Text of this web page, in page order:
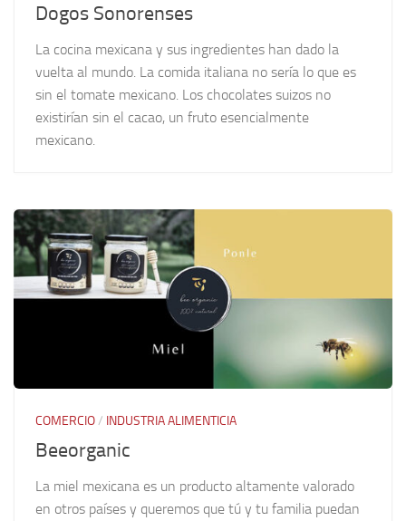
Dogos Sonorenses
La cocina mexicana y sus ingredientes han dado la
vuelta al mundo. La comida italiana no sería lo que es
sin el tomate mexicano. Los chocolates suizos no
existirían sin el cacao, un fruto esencialmente
mexicano.
COMERCIO/ INDUSTRIA ALIMENTICIA
Beeorganic
La miel mexicana es un producto altamente valorado
en otros países y queremos que tú y tu familia puedan